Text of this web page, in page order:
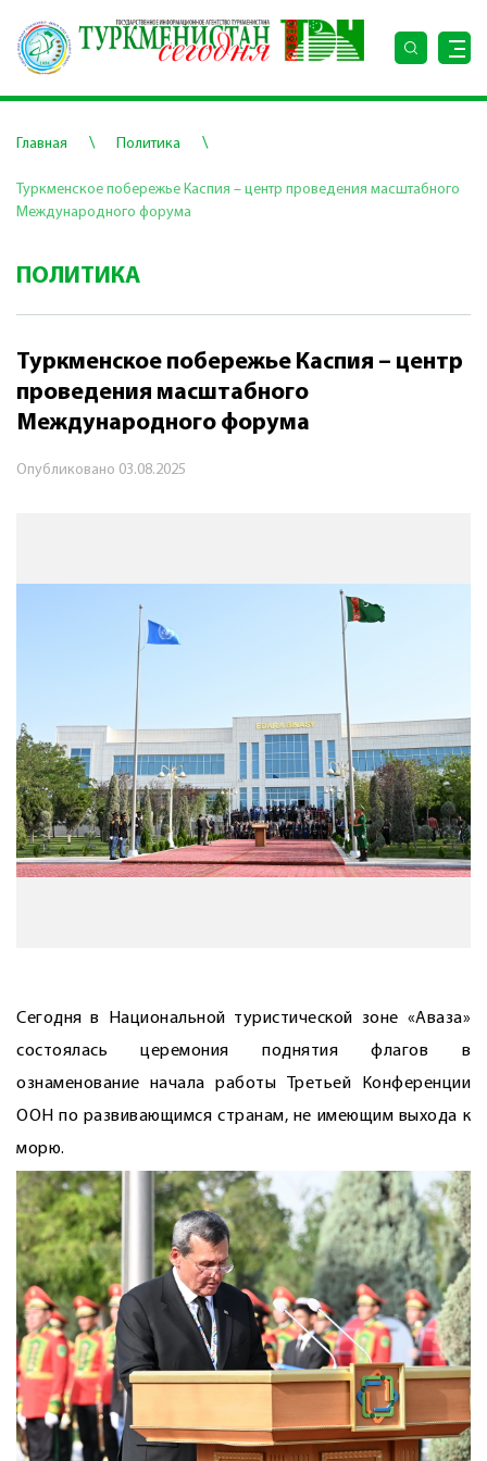
Главная \ Политика \
Туркменское побережье Каспия – центр проведения масштабного
Международного форума
ПОЛИТИКА
Туркменское побережье Каспия – центр
проведения масштабного
Международного форума
Опубликовано 03.08.2025
Сегодня в Национальной туристической зоне «Аваза»
состоялась церемония поднятия флагов в
ознаменование начала работы Третьей Конференции
ООН по развивающимся странам, не имеющим выхода к
морю.